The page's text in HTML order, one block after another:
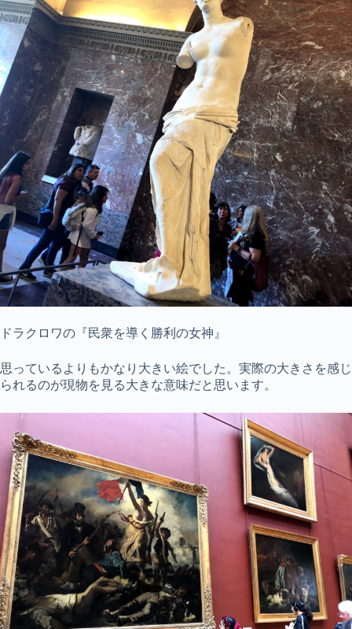
ドラクロワの『民衆を導く勝利の女神』
思っているよりもかなり大きい絵でした。実際の大きさを感じ
られるのが現物を見る大きな意味だと思います。